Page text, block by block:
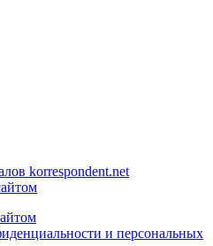
korrespondent.net
и персональных